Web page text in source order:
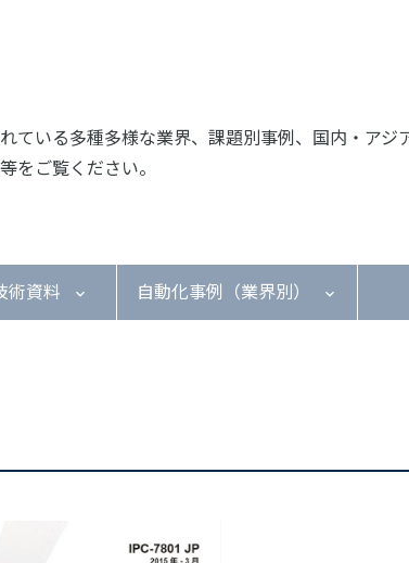
ている多種多様な業界、課題別事例、国内・ア
をご覧ください。
術資料 自動化事例（業界別）